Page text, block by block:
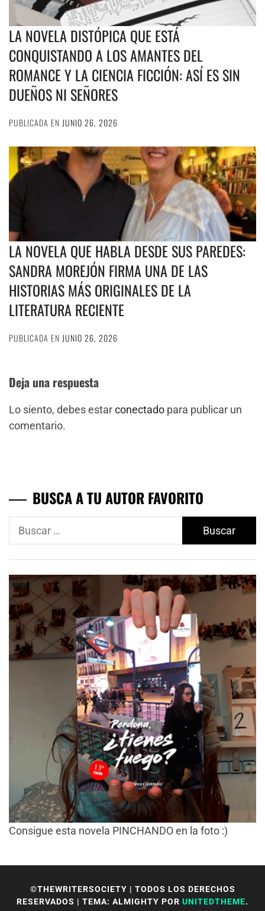
LA NOVELA DISTÓPICA QUE ESTÁ
CONQUISTANDO A LOS AMANTES DEL
ROMANCE Y LA CIENCIA FICCIÓN: ASÍ ES SIN
DUEÑOS NI SEÑORES
PUBLICADA EN JUNIO 26, 2026
LA NOVELA QUE HABLA DESDE SUS PAREDES:
SANDRA MOREJÓN FIRMA UNA DE LAS
HISTORIAS MÁS ORIGINALES DE LA
LITERATURA RECIENTE
PUBLICADA EN JUNIO 26, 2026
Deja una respuesta
Lo siento, debes estarconectado para publicar un
comentario.
BUSCA A TU AUTOR FAVORITO
Buscar:
Consigue esta novela PINCHANDO en la foto :)
©THEWRITERSOCIETY | TODOS LOS DERECHOS
RESERVADOS | TEMA: ALMIGHTY POR UNITEDTHEME.